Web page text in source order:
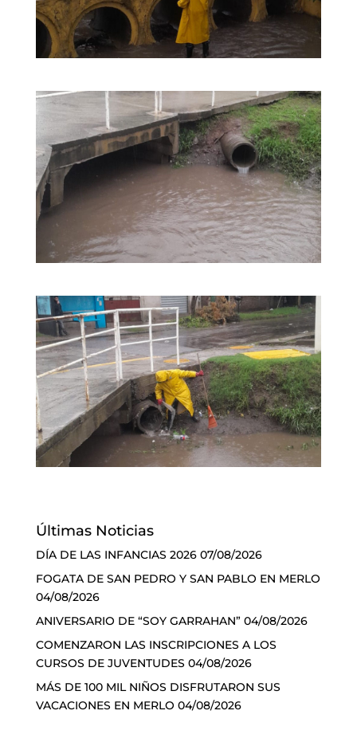
Últimas Noticias
DÍA DE LAS INFANCIAS 2026 07/08/2026
FOGATA DE SAN PEDRO Y SAN PABLO EN MERLO
04/08/2026
ANIVERSARIO DE “SOY GARRAHAN” 04/08/2026
COMENZARON LAS INSCRIPCIONES A LOS
CURSOS DE JUVENTUDES 04/08/2026
MÁS DE 100 MIL NIÑOS DISFRUTARON SUS
VACACIONES EN MERLO 04/08/2026